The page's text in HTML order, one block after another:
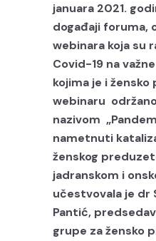
januara 2021.
događaji foruma,
webinara koja su
Covid-19 na
kojima je i
webinaru
nazivom
nametnuti
ženskog
jadranskom i
učestvovala je dr
Pantić,
grupe za žensko